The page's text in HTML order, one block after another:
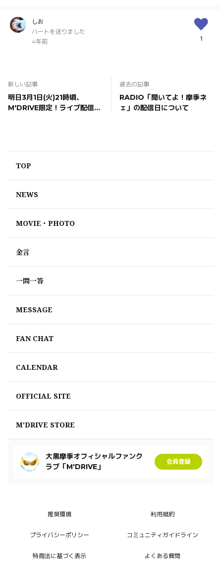
しお
ハートを送りました
4年前
1
新しい記事
明日3月1日(火)21時頃、
M'DRIVE限定！ライブ配信
過去の記事
RADIO「聞いてよ！摩季ネ
ェ」の配信日について
TOP
NEWS
MOVIE・PHOTO
金言
一問一答
MESSAGE
FAN CHAT
CALENDAR
OFFICIAL SITE
M'DRIVE STORE
大黒摩季オフィシャルファンク
ラブ「M'DRIVE」
会員登録
推奨環境 利用規約
プライバシーポリシー コミュニティガイドライン
特商法に基づく表示 よくある質問